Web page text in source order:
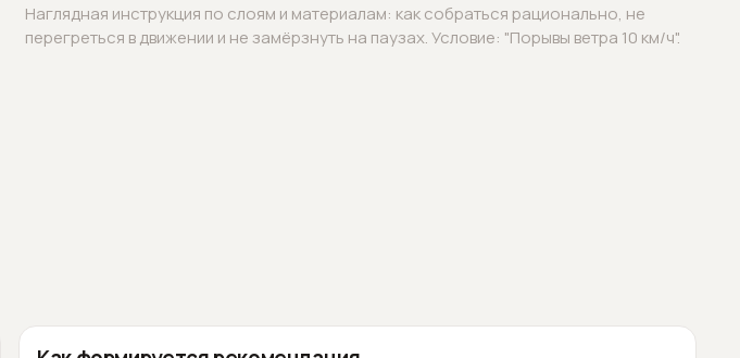
Наглядная инструкция по слоям и материалам: как собраться рационально, не
перегреться в движении и не замёрзнуть на паузах. Условие: "Порывы ветра 10 км/ч".